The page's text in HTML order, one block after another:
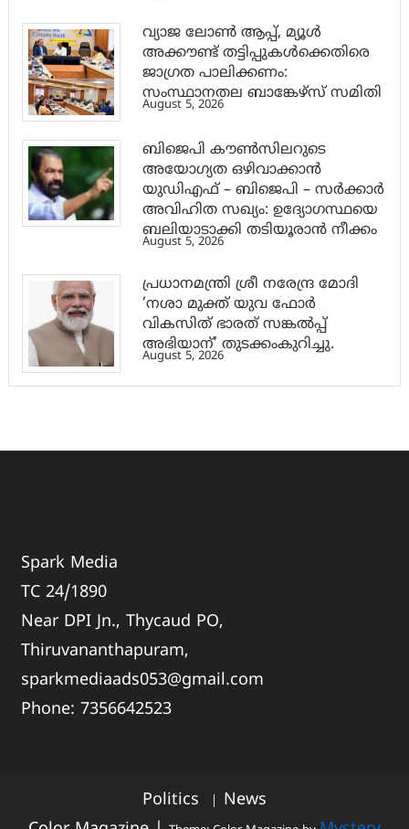
വ്യാജ ലോൺ ആപ്പ്, മ്യൂൾ
അക്കൗണ്ട് തട്ടിപ്പുകൾക്കെതിരെ
ജാ​ഗ്രത പാലിക്കണം:
സംസ്ഥാനതല ബാങ്കേഴ്സ് സമിതി
August 5, 2026
ബിജെപി കൗൺസിലറുടെ
അയോഗ്യത ഒഴിവാക്കാൻ
യുഡിഎഫ് – ബിജെപി – സർക്കാർ
അവിഹിത സഖ്യം: ഉദ്യോഗസ്ഥയെ
ബലിയാടാക്കി തടിയൂരാൻ നീക്കം
August 5, 2026
പ്രധാനമന്ത്രി ശ്രീ നരേന്ദ്ര മോദി
‘നശാ മുക്ത് യുവ ഫോർ
വികസിത് ഭാരത് സങ്കൽപ്പ്
അഭിയാന്’ തുടക്കംകുറിച്ചു.
August 5, 2026
Spark Media
TC 24/1890
Near DPI Jn., Thycaud PO,
Thiruvananthapuram,
sparkmediaads053@gmail.com
Phone:7356642523
Politics
News